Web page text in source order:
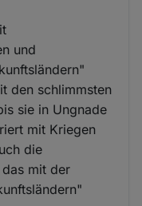
und
den schlimmsten
sie in Ungnade
mit Kriegen
die
mit der